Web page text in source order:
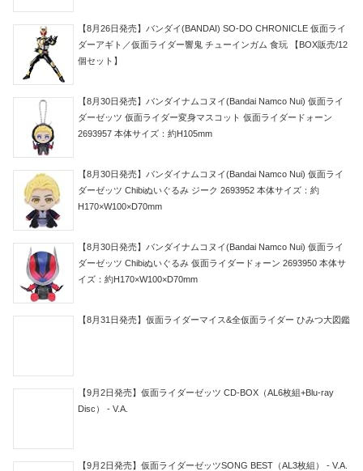
【8月26日発売】バンダイ(BANDAI) SO-DO CHRONICLE 仮面ライ
ダーアギト／仮面ライダー響鬼 チューインガム 食玩 【BOX販売/12
個セット】
【8月30日発売】バンダイナムコヌイ(Bandai Namco Nui) 仮面ライ
ダーゼッツ 仮面ライダー変身マスコット 仮面ライダードォーン
2693957 本体サイズ：約H105mm
【8月30日発売】バンダイナムコヌイ(Bandai Namco Nui) 仮面ライ
ダーゼッツ Chibiぬいぐるみ ジーク 2693952 本体サイズ：約
H170×W100×D70mm
【8月30日発売】バンダイナムコヌイ(Bandai Namco Nui) 仮面ライ
ダーゼッツ Chibiぬいぐるみ 仮面ライダードォーン 2693950 本体サ
イズ：約H170×W100×D70mm
【8月31日発売】仮面ライダーマイス&全仮面ライダー ひみつ大図鑑
【9月2日発売】仮面ライダーゼッツ CD-BOX（AL6枚組+Blu-ray
Disc） - V.A.
【9月2日発売】仮面ライダーゼッツSONG BEST（AL3枚組） - V.A.